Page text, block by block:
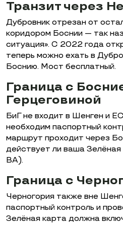
Транзит через
Дубровник отрезан от
коридором Боснии — так
ситуация». С 2022 года
теперь можно ехать в
Боснию. Мост бесплатный.
Граница с
Герцеговиной
БиГ не входит в Шенген и
необходим паспортный
маршрут проходит через
действует ли ваша
BA).
Граница с
Черногория также вне
паспортный контроль и
Зелёная карта должна